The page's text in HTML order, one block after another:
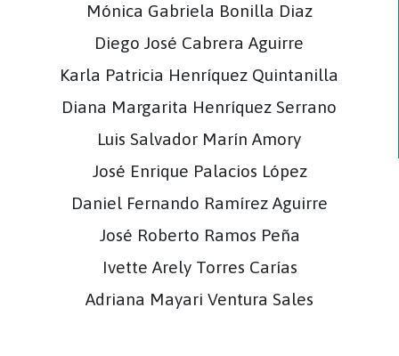
Mónica Gabriela Bonilla Diaz
Diego José Cabrera Aguirre
Karla Patricia Henríquez Quintanilla
Diana Margarita Henríquez Serrano
Luis Salvador Marín Amory
José Enrique Palacios López
Daniel Fernando Ramírez Aguirre
José Roberto Ramos Peña
Ivette Arely Torres Carías
Adriana Mayari Ventura Sales